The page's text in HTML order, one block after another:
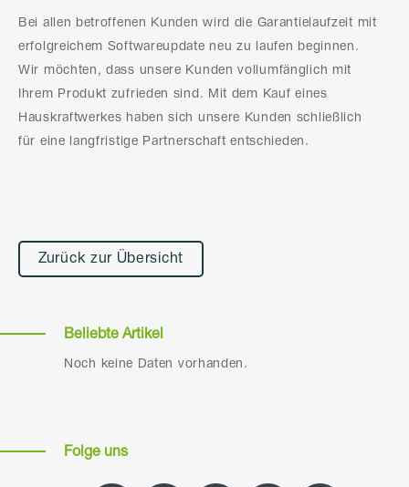
Bei allen betroffenen Kunden wird die Garantielaufzeit mit
erfolgreichem Softwareupdate neu zu laufen beginnen.
Wir möchten, dass unsere Kunden vollumfänglich mit
Ihrem Produkt zufrieden sind. Mit dem Kauf eines
Hauskraftwerkes haben sich unsere Kunden schließlich
für eine langfristige Partnerschaft entschieden.
Zurück zur Übersicht
Beliebte Artikel
Noch keine Daten vorhanden.
Folge uns